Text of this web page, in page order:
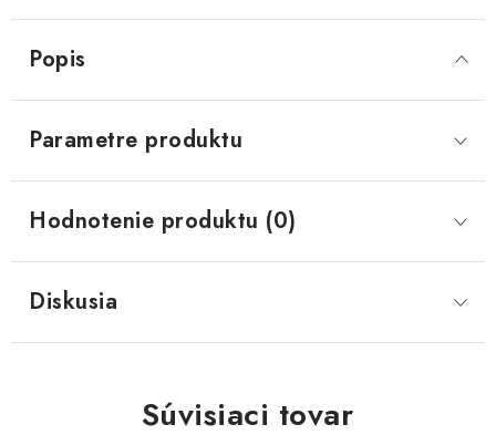
Popis
Parametre produktu
Hodnotenie produktu (0)
Diskusia
Súvisiaci tovar